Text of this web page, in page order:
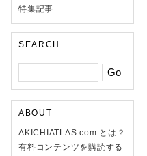
特集記事
SEARCH
ABOUT
AKICHIATLAS.com とは？
有料コンテンツを購読する